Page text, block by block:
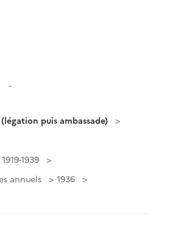
-
puis ambassade)
1939
annuels
1936